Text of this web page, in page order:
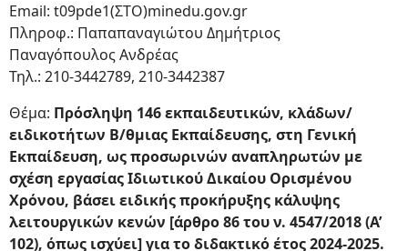
Email: t09pde1(ΣΤΟ)minedu.gov.gr
Πληροφ.: Παπαπαναγιώτου Δημήτριος
Παναγόπουλος Ανδρέας
Τηλ.: 210-3442789, 210-3442387
Θέμα: Πρόσληψη 146 εκπαιδευτικών, κλάδων/
ειδικοτήτων Β/θμιας Εκπαίδευσης, στη Γενική
Εκπαίδευση, ως προσωρινών αναπληρωτών με
σχέση εργασίας Ιδιωτικού Δικαίου Ορισμένου
Χρόνου, βάσει ειδικής προκήρυξης κάλυψης
λειτουργικών κενών [άρθρο 86 του ν. 4547/2018 (Α’
102), όπως ισχύει] για το διδακτικό έτος 2024-2025.